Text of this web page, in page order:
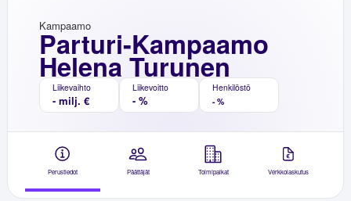
Parturi-Kampaamo
Helena Turunen
Kampaamo
Liikevaihto
- milj. €
Liikevoitto
- %
Henkilöstö
- %
Perustiedot Päättäjät Toimipaikat Verkkolaskutus